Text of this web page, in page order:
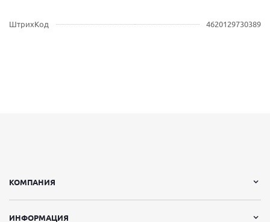
ШтрихКод 4620129730389
КОМПАНИЯ
ИНФОРМАЦИЯ